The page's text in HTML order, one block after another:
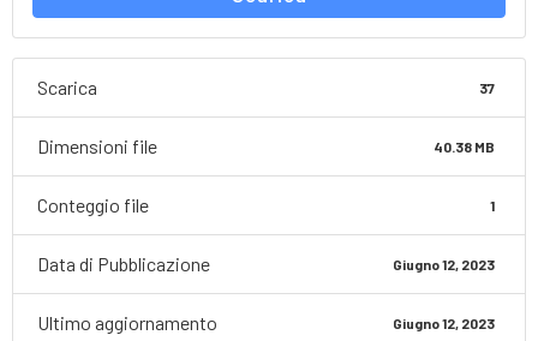
Scarica 37
Dimensioni file 40.38 MB
Conteggio file 1
Data di Pubblicazione Giugno 12, 2023
Ultimo aggiornamento Giugno 12, 2023